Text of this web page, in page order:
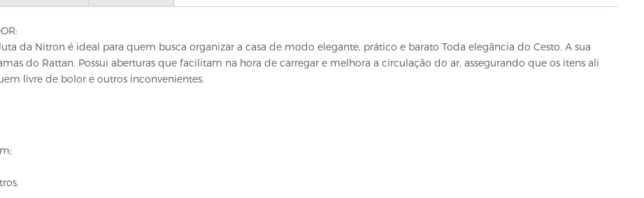
da Nitron é ideal para quem busca organizar a casa de modo elegante, prático e barato Toda elegância do Cesto. A sua
do Rattan. Possui aberturas que facilitam na hora de carregar e melhora a circulação do ar, assegurando que os itens ali
livre de bolor e outros inconvenientes.